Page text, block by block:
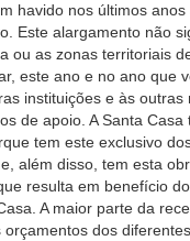
havido nos últimos
Este alargamento não
ou as zonas territoriais
este ano e no ano que
instituições e às outras
de apoio. A Santa Casa
tem este exclusivo
além disso, tem esta
resulta em benefício
A maior parte da
orçamentos dos